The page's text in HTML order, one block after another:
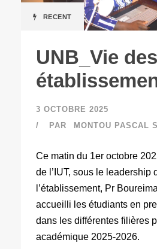
RECENT
UNB_Vie des
3 OCTOBRE 2025
PAR
MONTOU PASCAL
Ce matin du 1er octobre
de l’IUT, sous le leadership
l’établissement, Pr
accueilli les étudiants en
dans les différentes filières
académique 2025-2026.